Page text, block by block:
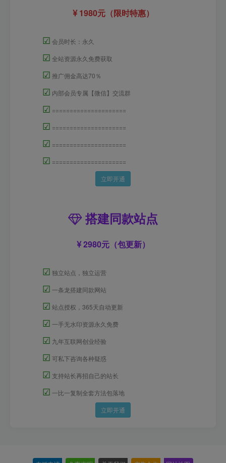
1980元（限时特惠）
☑ 会员时长：永久
☑ 全站资源永久免费获取
☑ 推广佣金高达70％
☑ 内部会员专属【微信】交流群
☑ =====================
☑ =====================
☑ =====================
☑ =====================
立即开通
搭建同款站点
2980元（包更新）
☑ 独立站点，独立运营
☑ 一条龙搭建同款网站
☑ 站点授权，365天自动更新
☑ 一手无水印资源永久免费
☑ 九年互联网创业经验
☑ 可私下咨询各种疑惑
☑ 支持站长再招自己的站长
☑ 一比一复制全套方法包落地
立即开通